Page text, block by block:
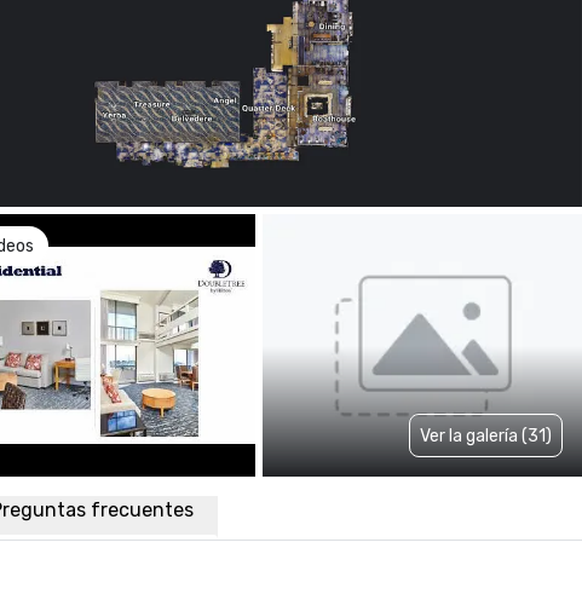
Ver la galería (31)
frecuentes